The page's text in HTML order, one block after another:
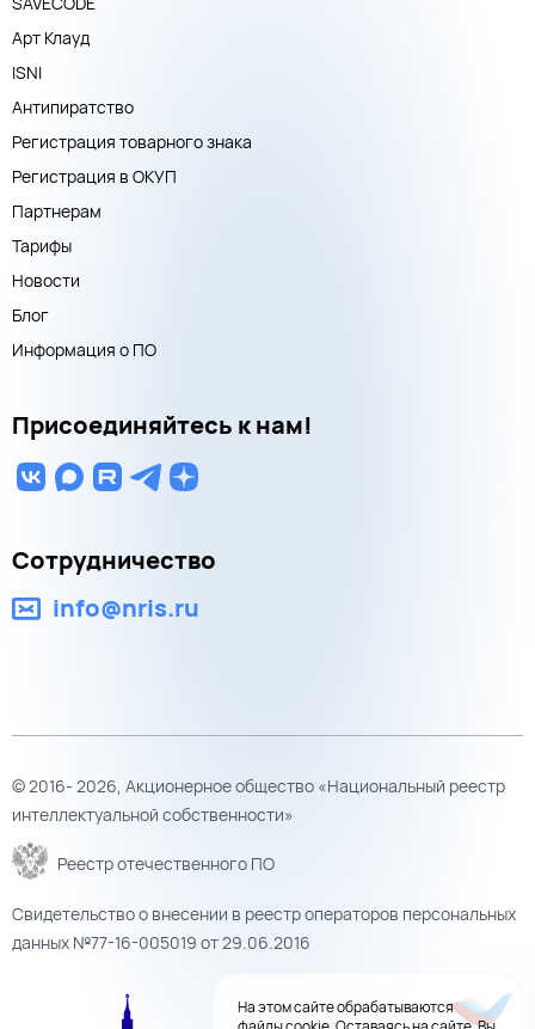
Арт Клауд
ISNI
Антипиратство
Регистрация товарного знака
Регистрация в ОКУП
Партнерам
Тарифы
Новости
Блог
Информация о ПО
Присоединяйтесь к нам!
Сотрудничество
info@nris.ru
© 2016- 2026, Акционерное общество «Национальный реестр
интеллектуальной собственности»
Реестр отечественного ПО
Свидетельство о внесении в реестр операторов персональных
данных №77-16-005019 от 29.06.2016
На этом сайте обрабатываются